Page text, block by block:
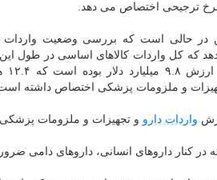
نرخ ترجیحی اختصاص می دهد.
و ملزومات پزشکی اختصاص داشته
واردات دارو و تجهیزات و ملزومات پزشکی در این دوره به
در کنار داروهای انسانی، داروهای دامی ضروری نیز در طول